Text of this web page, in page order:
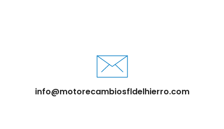
info@motorecambiosfldelhierro.com